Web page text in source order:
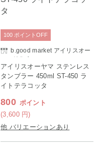
b.good market アイリスオー
ヤマ特集店
アイリスオーヤマ ステンレス
タンブラー 450ml ST-450 ラ
イトテラコッタ
800 ポイント
(3,600 円)
100 ポイント OFF
他 バリエーションあり